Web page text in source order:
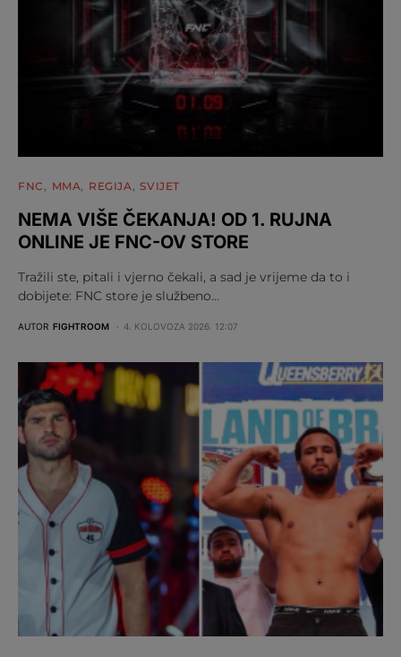
FNC MMA REGIJA SVIJET
NEMA VIŠE ČEKANJA! OD 1. RUJNA
ONLINE JE FNC-OV STORE
Tražili ste, pitali i vjerno čekali, a sad je vrijeme da to i
dobijete: FNC store je službeno…
AUTOR FIGHTROOM 4. KOLOVOZA 2026. 12:07